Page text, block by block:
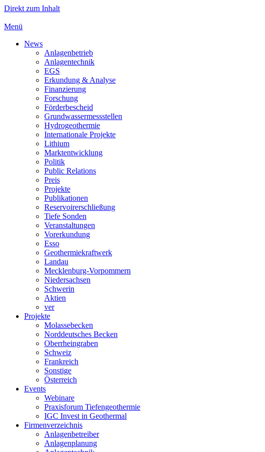
Direkt zum Inhalt
Menü
News
Anlagenbetrieb
Anlagentechnik
EGS
Erkundung & Analyse
Finanzierung
Forschung
Förderbescheid
Grundwassermessstellen
Hydrogeothermie
Internationale Projekte
Lithium
Marktentwicklung
Politik
Public Relations
Preis
Projekte
Publikationen
Reservoirerschließung
Tiefe Sonden
Veranstaltungen
Vorerkundung
Esso
Geothermiekraftwerk
Landau
Mecklenburg-Vorpommern
Niedersachsen
Schwerin
Aktien
ver
Projekte
Molassebecken
Norddeutsches Becken
Oberrheingraben
Schweiz
Frankreich
Sonstige
Österreich
Events
Webinare
Praxisforum Tiefengeothermie
IGC Invest in Geothermal
Firmenverzeichnis
Anlagenbetreiber
Anlagenplanung